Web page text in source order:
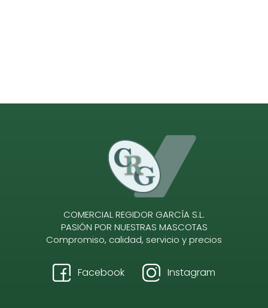
COMERCIAL REGIDOR GARCÍA S.L.
PASIÓN POR NUESTRAS MASCOTAS
Compromiso, calidad, servicio y precios
Facebook Instagram